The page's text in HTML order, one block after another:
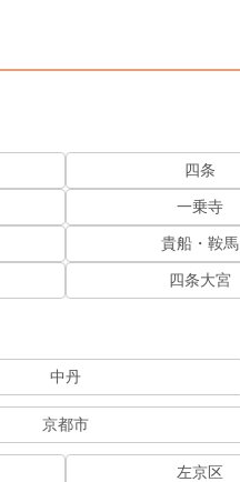
四条
一乗寺
貴船・鞍馬
四条大宮
中丹
京都市
左京区